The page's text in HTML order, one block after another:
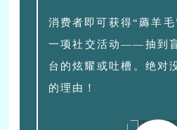
消费者即可获得“薅羊
一项社交活动——抽到
台的炫耀或吐槽。绝对
的理由！